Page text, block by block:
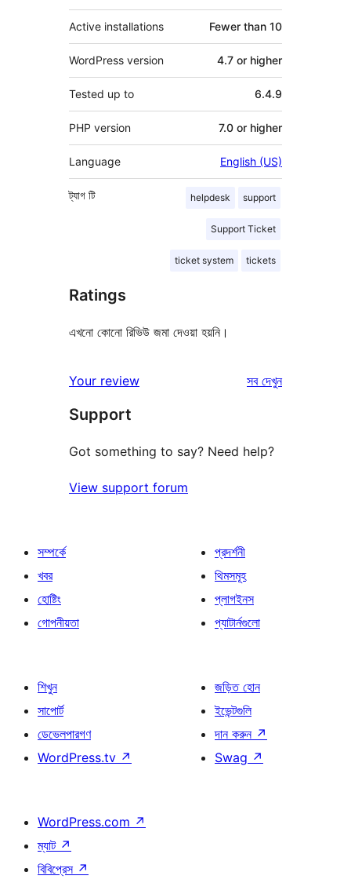
Active installations Fewer than 10
WordPress version 4.7 or higher
Tested up to 6.4.9
PHP version 7.0 or higher
Language English (US)
ট্যাগ helpdesk support
Support Ticket
ticket system tickets
টি
Ratings
এখনো কোনো রিভিউ জমা দেওয়া হয়নি।
Your review সবরিভিউ
দেখুন
Support
Got something to say? Need help?
View support forum
সম্পর্কে
খবর
হোষ্টিং
গোপনীয়তা
প্রদর্শনী
থিমসমূহ
প্লাগইনস
প্যাটার্নগুলো
শিখুন
সাপোর্ট
ডেভেলপারগণ
WordPress.tv ↗
জড়িত হোন
ইভেন্টগুলি
দান করুন ↗
Swag ↗
WordPress.com ↗
ম্যাট ↗
বিবিপ্রেস ↗